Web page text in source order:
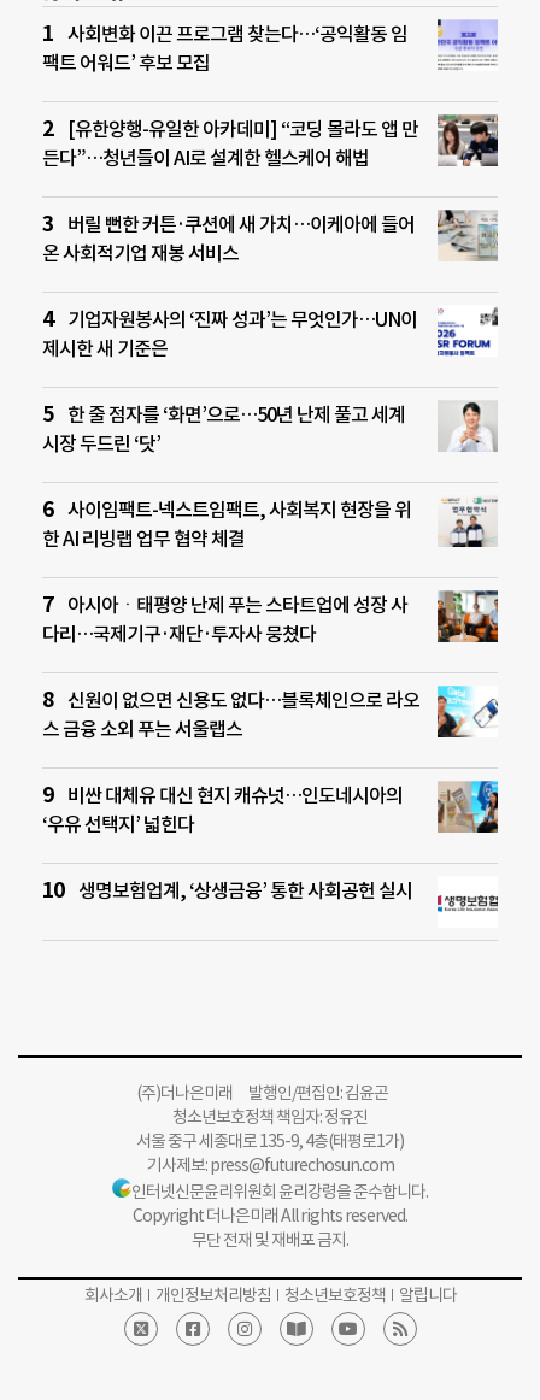
사회변화 이끈 프로그램 찾는다…‘공익활동 임
팩트 어워드’ 후보 모집
[유한양행-유일한 아카데미] “코딩 몰라도 앱 만
든다”…청년들이 AI로 설계한 헬스케어 해법
버릴 뻔한 커튼·쿠션에 새 가치…이케아에 들어
온 사회적기업 재봉 서비스
기업자원봉사의 ‘진짜 성과’는 무엇인가…UN이
제시한 새 기준은
한 줄 점자를 ‘화면’으로…50년 난제 풀고 세계
시장 두드린 ‘닷’
사이임팩트-넥스트임팩트, 사회복지 현장을 위
한 AI 리빙랩 업무 협약 체결
아시아ㆍ태평양 난제 푸는 스타트업에 성장 사
다리…국제기구·재단·투자사 뭉쳤다
신원이 없으면 신용도 없다…블록체인으로 라오
스 금융 소외 푸는 서울랩스
비싼 대체유 대신 현지 캐슈넛…인도네시아의
‘우유 선택지’ 넓힌다
생명보험업계, ‘상생금융’ 통한 사회공헌 실시
(주)더나은미래 발행인/편집인: 김윤곤
청소년보호정책 책임자: 정유진
서울 중구 세종대로 135-9, 4층(태평로1가)
기사제보:press@futurechosun.com
인터넷신문윤리위원회 윤리강령을 준수합니다.
Copyright 더나은미래 All rights reserved.
무단 전재 및 재배포 금지.
회사소개 개인정보처리방침 청소년보호정책 알립니다